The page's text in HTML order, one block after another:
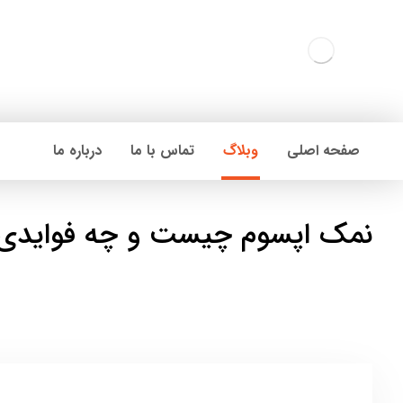
صفحه اصلی وبلاگ تماس با ما درباره ما
نمک اپسوم چیست و چه فوایدی